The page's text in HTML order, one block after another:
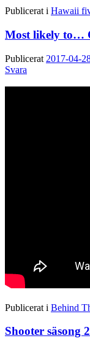
Publicerat i Hawaii
Most likely to…
Publicerat 2017-04-
Svara
Publicerat i Behind
Shooter säsong 2